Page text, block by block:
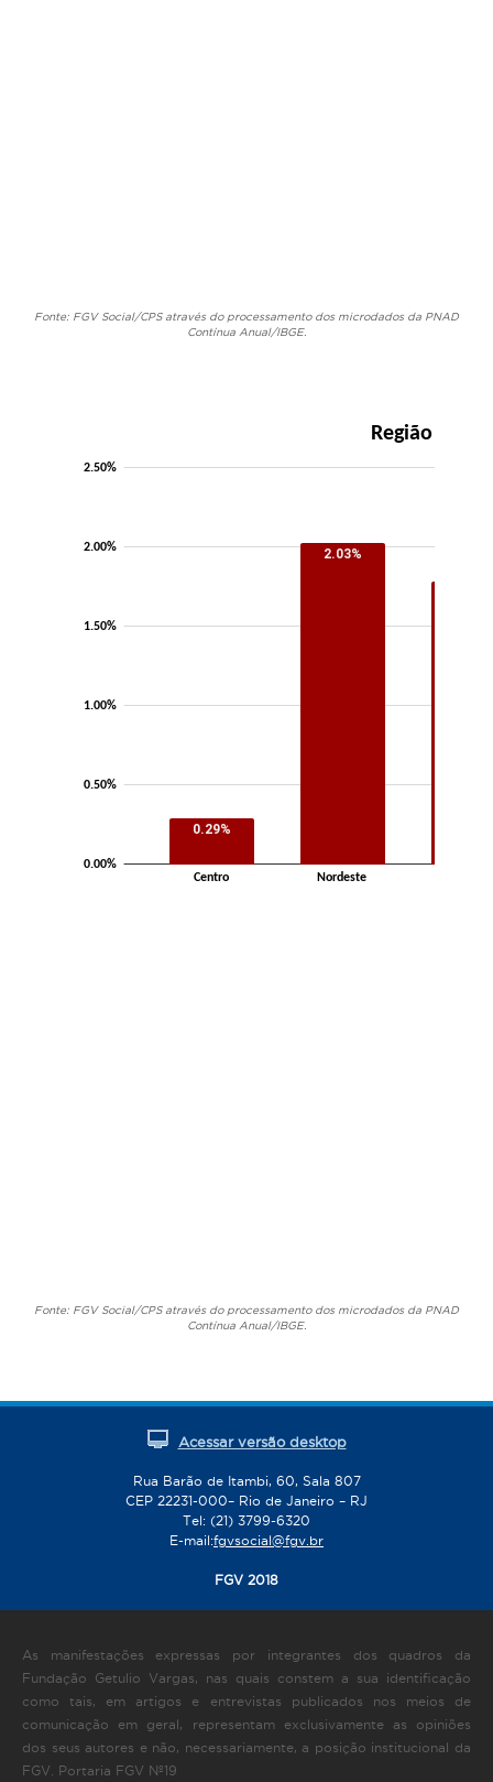
Fonte: FGV Social/CPS através do processamento dos microdados da PNAD
Contínua Anual/IBGE.
Fonte: FGV Social/CPS através do processamento dos microdados da PNAD
Contínua Anual/IBGE.
Acessar versão desktop
Rua Barão de Itambi, 60, Sala 807
CEP 22231-000– Rio de Janeiro – RJ
Tel: (21) 3799-6320
E-mail:fgvsocial@fgv.br
FGV 2018
As manifestações expressas por integrantes dos quadros da
Fundação Getulio Vargas, nas quais constem a sua identificação
como tais, em artigos e entrevistas publicados nos meios de
comunicação em geral, representam exclusivamente as opiniões
dos seus autores e não, necessariamente, a posição institucional da
FGV. Portaria FGV Nº19